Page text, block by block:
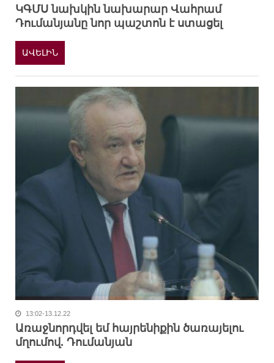
ԿԳՄՍ նախկին նախարար Վահրամ
Դումանյանը նոր պաշտոն է ստացել
ԱՎԵԼԻՆ
13:02-13.12.22
Առաջնորդվել եմ հայրենիքին ծառայելու
մղումով. Դումանյան